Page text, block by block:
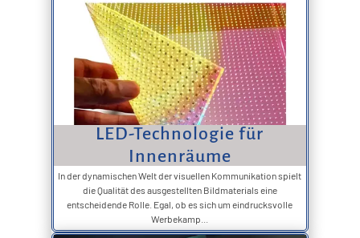
LED-Technologie für
Innenräume
In der dynamischen Welt der visuellen Kommunikation spielt
die Qualität des ausgestellten Bildmaterials eine
entscheidende Rolle. Egal, ob es sich um eindrucksvolle
Werbekamp...